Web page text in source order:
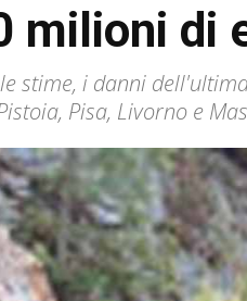
milioni di
stime, i danni
Pisa, Livorno e